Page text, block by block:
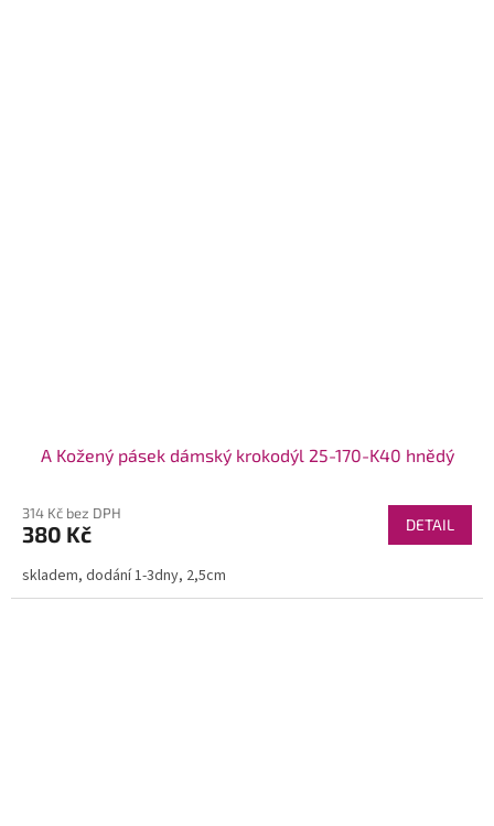
A Kožený pásek dámský krokodýl 25-170-K40 hnědý
314 Kč bez DPH
380 Kč DETAIL
skladem, dodání 1-3dny, 2,5cm